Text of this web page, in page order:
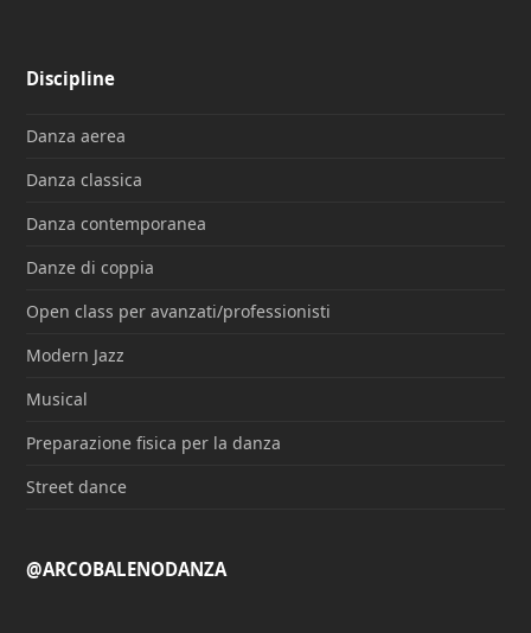
Discipline
Danza aerea
Danza classica
Danza contemporanea
Danze di coppia
Open class per avanzati/professionisti
Modern Jazz
Musical
Preparazione fisica per la danza
Street dance
@ARCOBALENODANZA